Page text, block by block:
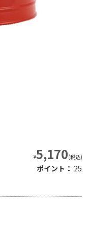
¥5,170(税込)
ポイント： 25